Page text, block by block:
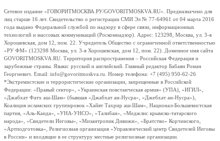
Сетевое издание «ГОВОРИТМОСКВА.РУ/GOVORITMOSKVA.RU». Предназначено для
лиц старше 16 лет. Свидетельство о регистрации СМИ Эл № 77-64961 от 04 марта 2016
года выдано Федеральной службой по надзору в сфере связи, информационных
технологий и массовых коммуникаций (Роскомнадзор). Адрес: 123298, Москва, ул. 3-я
Хорошевская, дом 12, пом. 22. Учредитель Общество с ограниченной ответственностью
«РУ ФМ» (123298 Москва, ул. 3-я Хорошевская, дом 12, пом. 22). Доменное имя сайта
GOVORITMOSKVA.RU. Территория распространения – Российская Федерация и
зарубежные страны. Языки: русский и английский. Главный редактор Бабаян Роман
Георгиевич. Email: info@govoritmoskva.ru. Номер телефона: +7 (495) 950-62-26
*Экстремистские и террористические организации, запрещенные в Российской
Федерации: «Правый сектор», «Украинская повстанческая армия» (УПА), «ИГИЛ»,
«Джабхат Фатх аш-Шам» (бывшая «Джабхат ан-Нусра», «Джебхат ан-Нусра»),
Коалиция исламских группировок «Хайят Тахрир аш-Шам», Национал-Большевистская
партия, «Аль-Каида», «УНА-УНСО», «Талибан», «Меджлис крымско-татарского
народа», «Свидетели Иеговы», «Мизантропик Дивижн», «Братство» Корчинского,
«Артподготовка», Религиозная организация «Управленческий центр Свидетелей Иеговы
в России» и входящие в ее структуру местные религиозные организации.